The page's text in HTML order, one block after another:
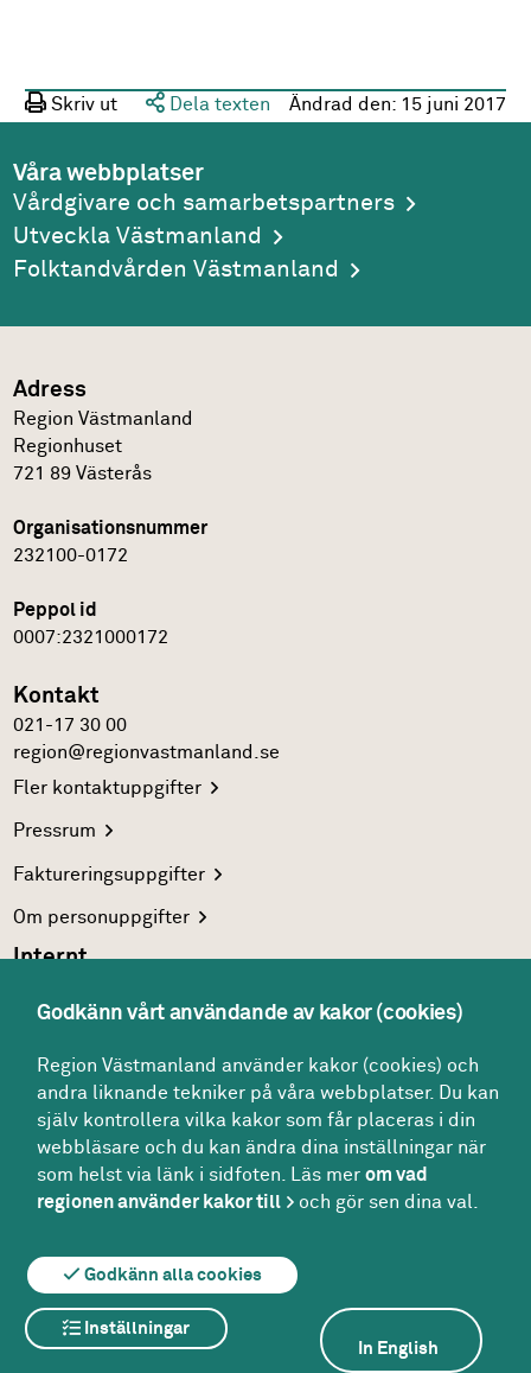
Skriv ut Dela texten Ändrad den: 15 juni 2017
Våra webbplatser
Vårdgivare och samarbetspartners
Utveckla Västmanland
Folktandvården Västmanland
Adress
Region Västmanland
Regionhuset
721 89 Västerås
Organisationsnummer
232100-0172
Peppol id
0007:2321000172
Kontakt
021-17 30 00
region@regionvastmanland.se
Flerkontaktuppgifter
Pressrum
Faktureringsuppgifter
Om personuppgifter
Internt
Internasystem
Följ oss
Facebook
Om webbplatsen
Om kakor
Om tillgänglighet på webbplatsen
Godkänn vårt användande av kakor (cookies)
Region Västmanland använder kakor (cookies) och
andra liknande tekniker på våra webbplatser. Du kan
själv kontrollera vilka kakor som får placeras i din
webbläsare och du kan ändra dina inställningar när
som helst via länk i sidfoten. Läs merom vad
regionen använder kakor till
och gör sen dina val.
Godkänn alla cookies
Inställningar
In English